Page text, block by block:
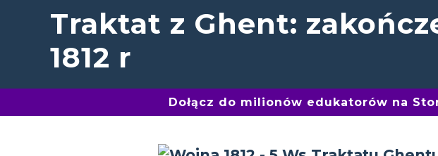
Traktat z Ghent:
1812 r
Dołącz do milionów edukatorów na